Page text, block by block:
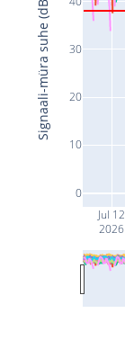
Jul 12
2026
0
10
20
30
Signaali-müra suhe (dB)